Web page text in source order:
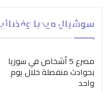
سوشيال ميديا
بمناسبة
“الصحة
ضرورة اتباع
لمواجهة
مصرع 5 أشخاص في سوريا
بحوادث منفصلة خلال يوم
واحد